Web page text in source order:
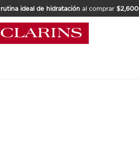
ideal de hidratación al comprar $2,600